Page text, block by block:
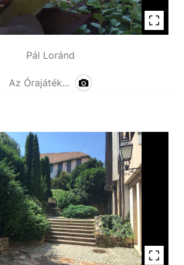
Pál Loránd
Az Órajáték...